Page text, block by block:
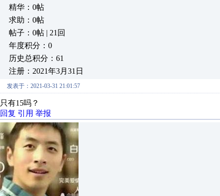
精华：0帖
求助：0帖
帖子：0帖 | 21回
年度积分：0
历史总积分：61
注册：2021年3月31日
发表于：2021-03-31 21:01:57
只有15吗？
回复 引用 举报